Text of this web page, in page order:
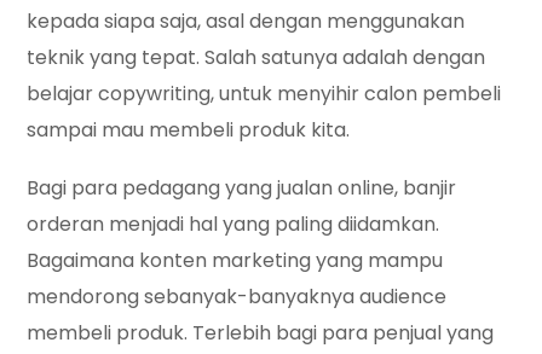
kepada siapa saja, asal dengan menggunakan
teknik yang tepat. Salah satunya adalah dengan
belajar copywriting, untuk menyihir calon pembeli
sampai mau membeli produk kita.
Bagi para pedagang yang jualan online, banjir
orderan menjadi hal yang paling diidamkan.
Bagaimana konten marketing yang mampu
mendorong sebanyak-banyaknya audience
membeli produk. Terlebih bagi para penjual yang